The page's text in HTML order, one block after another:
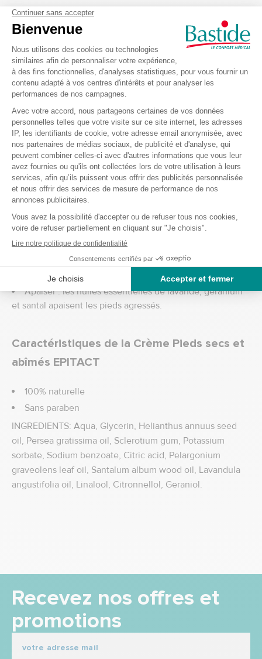
De plus, le polysaccharide qu'elle contient forme à la
surface de la peau
véritable barrière à
la déshydratation.
L'huile d'avocat en grande concentration (7%) nourritla
couche supérieure de l'épiderme etlimite le
phénomène d'assèchement.
Grâce aux composés analgésiques qu'elles contiennent,
les huiles essentielles de Lavande, Géranium et Santal
soulagentles pieds sensibles.
La crème pieds secs et abîmés estnon grasse,pénètre
rapidementetadoucit l’épiderme :
Hydrater : à chaque application, un film protecteur
auto-hydratant est déposé sur la peau. Associé à la
glycérine végétale, il favorise l’hydratation de la peau.
Assouplir : l’huile d’avocat nourrissante participe à la
protection de la peau.
Apaiser : les huiles essentielles de lavande, géranium
et santal apaisent les pieds agressés.
Caractéristiques de la Crème Pieds secs et
abîmés EPITACT
100% naturelle
Sans paraben
INGREDIENTS: Aqua, Glycerin, Helianthus annuus seed
oil, Persea gratissima oil, Sclerotium gum, Potassium
sorbate, Sodium benzoate, Citric acid, Pelargonium
graveolens leaf oil, Santalum album wood oil, Lavandula
angustifolia oil, Linalool, Citronnellol, Geraniol.
Recevez nos offres et
promotions